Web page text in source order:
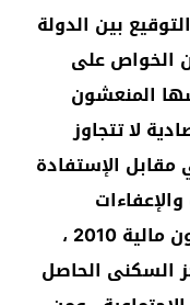
بين الدولة
الخواص على
المنعشون
لا تتجاوز
درهم في مقابل الإستفادة
الضريبية المقررة في قانون مالية 2010 ،
السكنى الحاصل